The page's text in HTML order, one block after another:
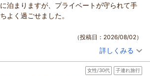
帯広駅前
（返信日：2026/08/06）
駅前からの返信
ホテル帯広駅前へご宿泊いただきまして
ます。
過ごしいただけたようで安心いたしました｡
褒めのお言葉をお寄せいただくことが出来､
く存じます｡
もお楽しみいただけたご様子で嬉しく存じ
泊まりますが、プライベートが守られて手
よく過ごせました。
（投稿日：2026/08/02）
(女性/50代)
】28日前までの予約でお得に泊まろう－朝食付－
詳しくみる
女性/30代 子連れ旅行